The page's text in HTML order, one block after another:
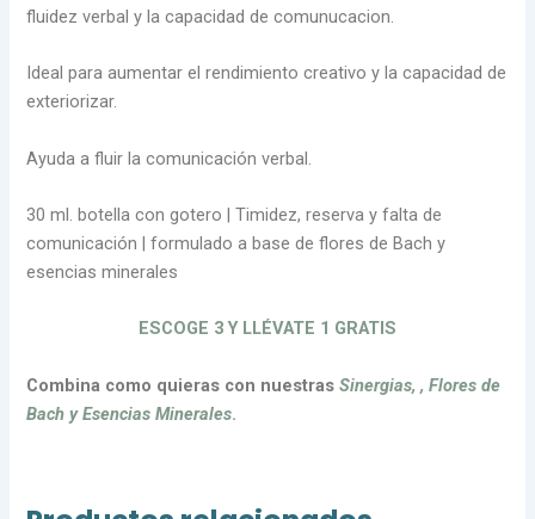
fluidez verbal y la capacidad de comunucacion.
Ideal para aumentar el rendimiento creativo y la capacidad de
exteriorizar.
Ayuda a fluir la comunicación verbal.
30 ml. botella con gotero | Timidez, reserva y falta de
comunicación | formulado a base de flores de Bach y
esencias minerales
ESCOGE 3 Y LLÉVATE 1 GRATIS
Combina como quieras con nuestras Sinergias,, Flores de
Bach y Esencias Minerales.